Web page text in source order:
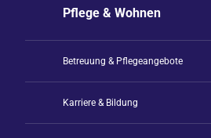
Pflege & Wohnen
Betreuung & Pflegeangebote
Karriere & Bildung